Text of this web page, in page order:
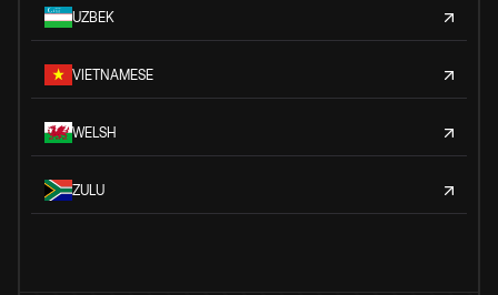
UZBEK
VIETNAMESE
WELSH
ZULU